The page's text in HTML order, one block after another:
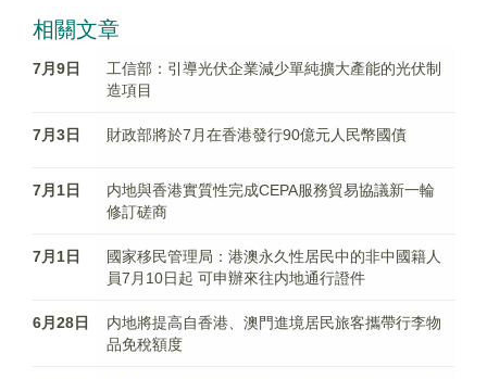
相關文章
7月9日
工信部：引導光伏企業減少單純擴大產能的光伏制
造項目
7月3日 財政部將於7月在香港發行90億元人民幣國債
7月1日
内地與香港實質性完成CEPA服務貿易協議新一輪
修訂磋商
7月1日
國家移民管理局：港澳永久性居民中的非中國籍人
員7月10日起 可申辦來往内地通行證件
6月28日
内地將提高自香港、澳門進境居民旅客攜帶行李物
品免稅額度